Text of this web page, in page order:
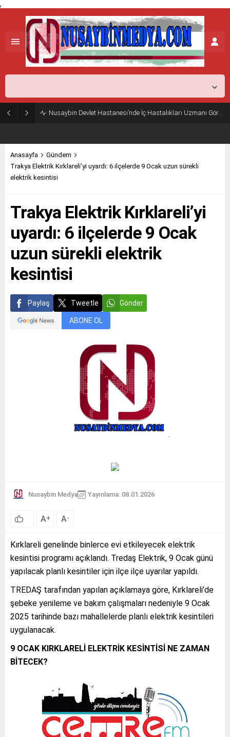
,
Nusaybin Devlet Hastanesi’nde İç Hastalıkları Uzmanı Göreve Başladı
Anasayfa
Gündem
Trakya Elektrik Kırklareli’yi uyardı: 6 ilçelerde 9 Ocak uzun sürekli
elektrik kesintisi
Trakya Elektrik Kırklareli’yi
uyardı: 6 ilçelerde 9 Ocak
uzun sürekli elektrik
kesintisi
Paylaş Tweetle Gönder
ABONE OL
Nusaybin Medya Yayınlama: 08.01.2026
A+ A-
Kırklareli genelinde binlerce evi etkileyecek elektrik
kesintisi programı açıklandı. Tredaş Elektrik, 9 Ocak günü
yapılacak planlı kesintiler için ilçe ilçe uyarılar yapıldı.
TREDAŞ tarafından yapılan açıklamaya göre, Kırklareli’de
şebeke yenileme ve bakım çalışmaları nedeniyle 9 Ocak
2025 tarihinde bazı mahallelerde planlı elektrik kesintileri
uygulanacak.
9 OCAK KIRKLARELİ ELEKTRİK KESİNTİSİ NE ZAMAN
BİTECEK?